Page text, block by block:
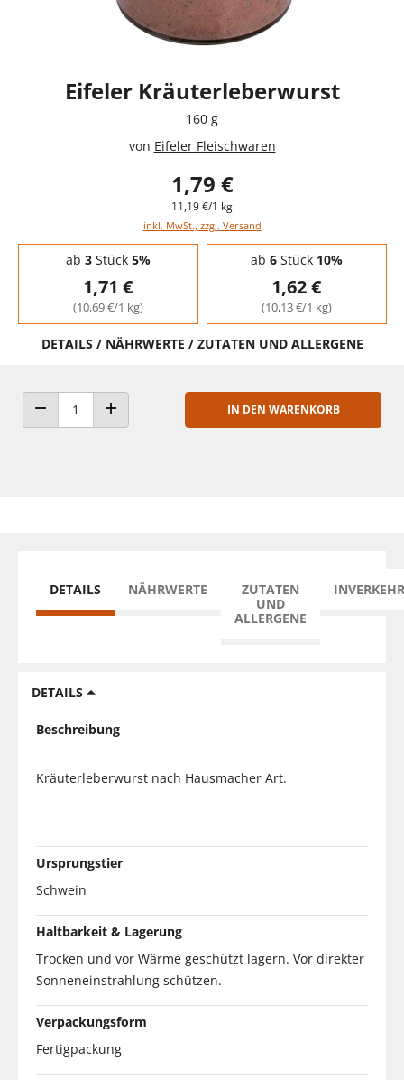
Eifeler Kräuterleberwurst
160 g
von Eifeler Fleischwaren
1,79 €
11,19 €/1 kg
inkl. MwSt., zzgl. Versand
Staffelpreise - Mengenrabatt
ab 3Stück 5%
1,71 €
(10,69 €/1 kg)
ab 6Stück 10%
1,62 €
(10,13 €/1 kg)
DETAILS / NÄHRWERTE / ZUTATEN UND ALLERGENE
ANZAHL VERRINGERNANZAHL ERHÖHEN
IN DEN WARENKORB
DETAILS NÄHRWERTE
ZUTATEN
UND
ALLERGENE
DETAILS
Beschreibung
Kräuterleberwurst nach Hausmacher Art.
Ursprungstier
Schwein
Haltbarkeit & Lagerung
Trocken und vor Wärme geschützt lagern. Vor direkter
Sonneneinstrahlung schützen.
Verpackungsform
Fertigpackung